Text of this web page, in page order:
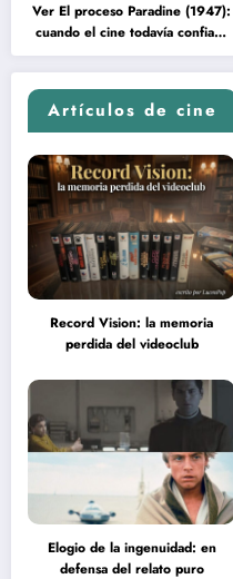
Ver El proceso Paradine (1947):
cuando el cine todavía confiaba
en la inteligencia del espectador
Artículos de cine
Record Vision: la memoria
perdida del videoclub
Elogio de la ingenuidad: en
defensa del relato puro